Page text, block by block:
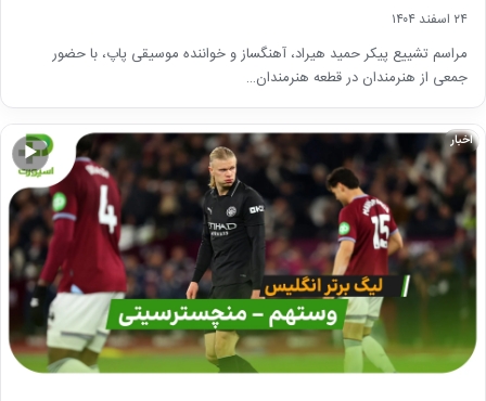
۲۴ اسفند ۱۴۰۴
مراسم تشییع پیکر حمید هیراد، آهنگساز و خواننده موسیقی پاپ، با حضور
جمعی از هنرمندان در قطعه هنرمندان…
▶
اخبار